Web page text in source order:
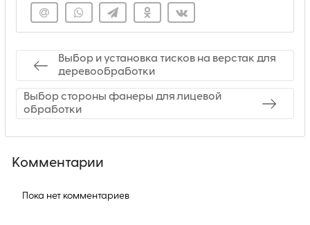
Выбор и установка тисков на верстак для
деревообработки
Выбор стороны фанеры для лицевой
обработки
Комментарии
Пока нет комментариев